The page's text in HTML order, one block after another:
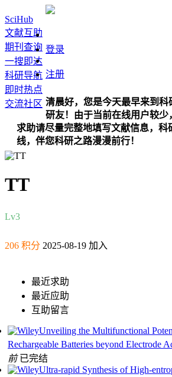
SciHub
文献互助
期刊查询
一搜即达
科研导航
即时热点
交流社区
登录
注册
清晨好，您是今天最早来到科
研友！由于当前在线用户较少
求助请尽量完整地填写文献信息，科
线，伴您科研之路漫漫前行！
TT
Lv3
206 积分 2025-08-19 加入
最近求助
最近应助
互助留言
Unveiling the Multifunctional
Rechargeable Batteries beyond Electrode
前 已完结
Ultra‐rapid Synthesis of